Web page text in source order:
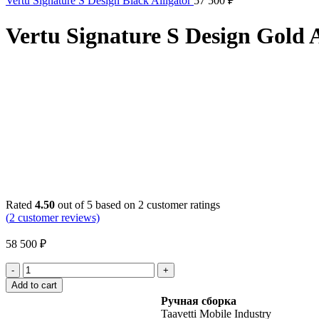
Vertu Signature S Design Gold
Rated 4.50 out of 5 based on 2 customer ratings
(2 customer reviews)
58 500 ₽
Vertu
Signature
S
Add to cart
Ручная сборка
Taavetti Mobile Industry